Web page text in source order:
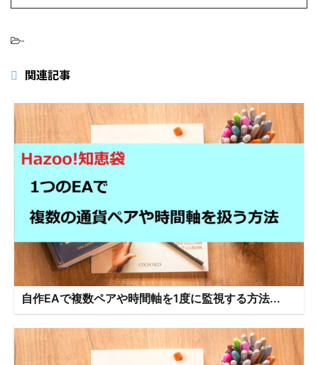
-
関連記事
自作EAで複数ペアや時間軸を1度に監視する方法...